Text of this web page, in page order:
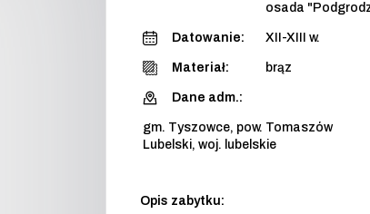
osada
Datowanie: XII-XIII w.
Materiał: brąz
Dane adm.:
gm. Tyszowce, pow. Tomaszów
Lubelski, woj. lubelskie